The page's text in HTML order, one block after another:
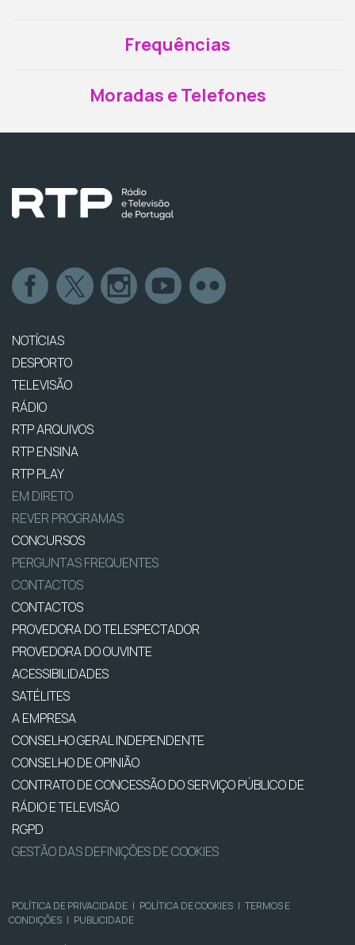
Frequências
Moradas e Telefones
NOTÍCIAS
DESPORTO
TELEVISÃO
RÁDIO
RTP ARQUIVOS
RTP ENSINA
RTP PLAY
EM DIRETO
REVER PROGRAMAS
CONCURSOS
PERGUNTAS FREQUENTES
CONTACTOS
CONTACTOS
PROVEDORA DO TELESPECTADOR
PROVEDORA DO OUVINTE
ACESSIBILIDADES
SATÉLITES
A EMPRESA
CONSELHO GERAL INDEPENDENTE
CONSELHO DE OPINIÃO
CONTRATO DE CONCESSÃO DO SERVIÇO PÚBLICO DE
RÁDIO E TELEVISÃO
RGPD
GESTÃO DAS DEFINIÇÕES DE COOKIES
POLÍTICA DE PRIVACIDADE | POLÍTICA DE COOKIES | TERMOS E
CONDIÇÕES | PUBLICIDADE